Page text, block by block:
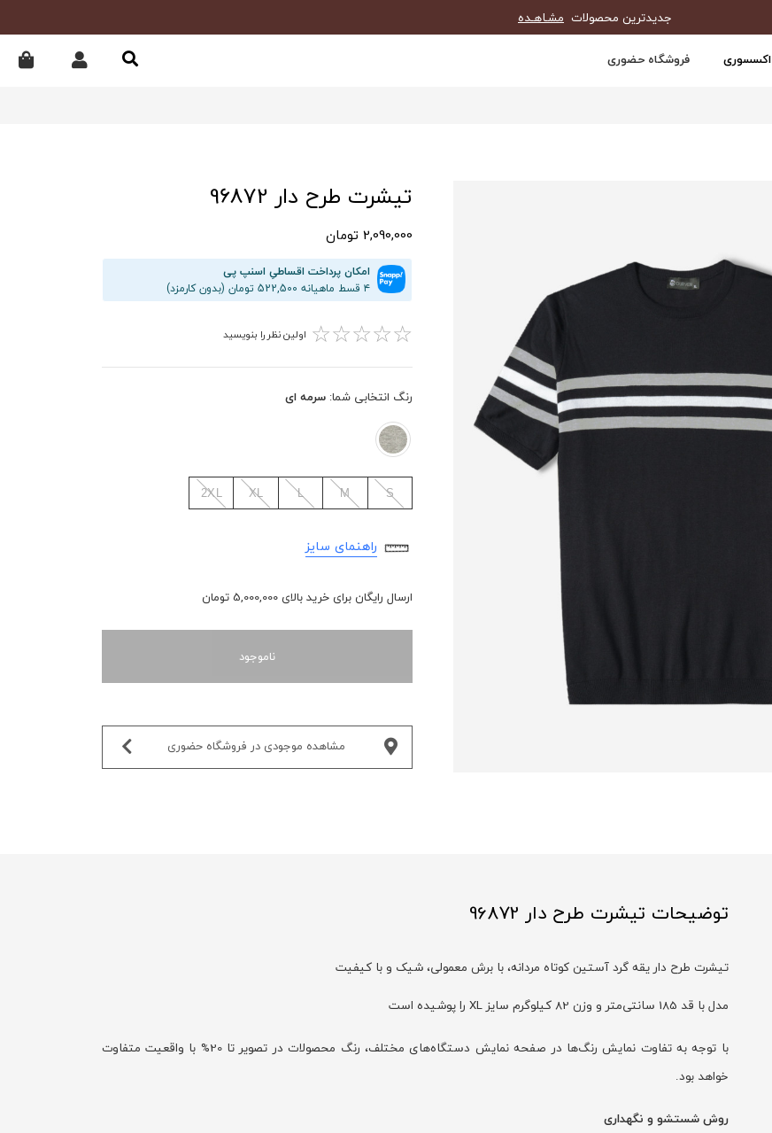
جدیدترین محصولات مشـاهـده
اکسسوری فروشگاه حضوری
تیشرت طرح دار 96872
2,090,000 تومان
امکان پرداخت اقساطیِ اسنپ پی
۴ قسط ماهیانه 522,500 تومان (بدون کارمزد)
☆
☆
☆
☆
☆ اولین نظر را بنویسید
رنگ انتخابی شما: سرمه ای
S
M
L
XL
2XL
راهنمای سایز
ارسال رایگان برای خرید بالای 5,000,000 تومان
ناموجود
مشاهده موجودی در فروشگاه حضوری‌
توضیحات تیشرت طرح دار 96872
تیشرت طرح دار یقه گرد آستین کوتاه مردانه، با برش معمولی، شیک و با کیفیت
مدل با قد 185 سانتی‌متر و وزن 82 کیلوگرم سایز XL را پوشیده است
با توجه به تفاوت نمایش رنگ‌ها در صفحه نمایش دستگاه‌های مختلف، رنگ محصولات در تصویر تا 20% با واقعیت متفاوت
خواهد بود.
روش شستشو و نگهداری